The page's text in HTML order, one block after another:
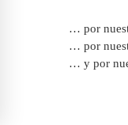
… por
… por
… y por